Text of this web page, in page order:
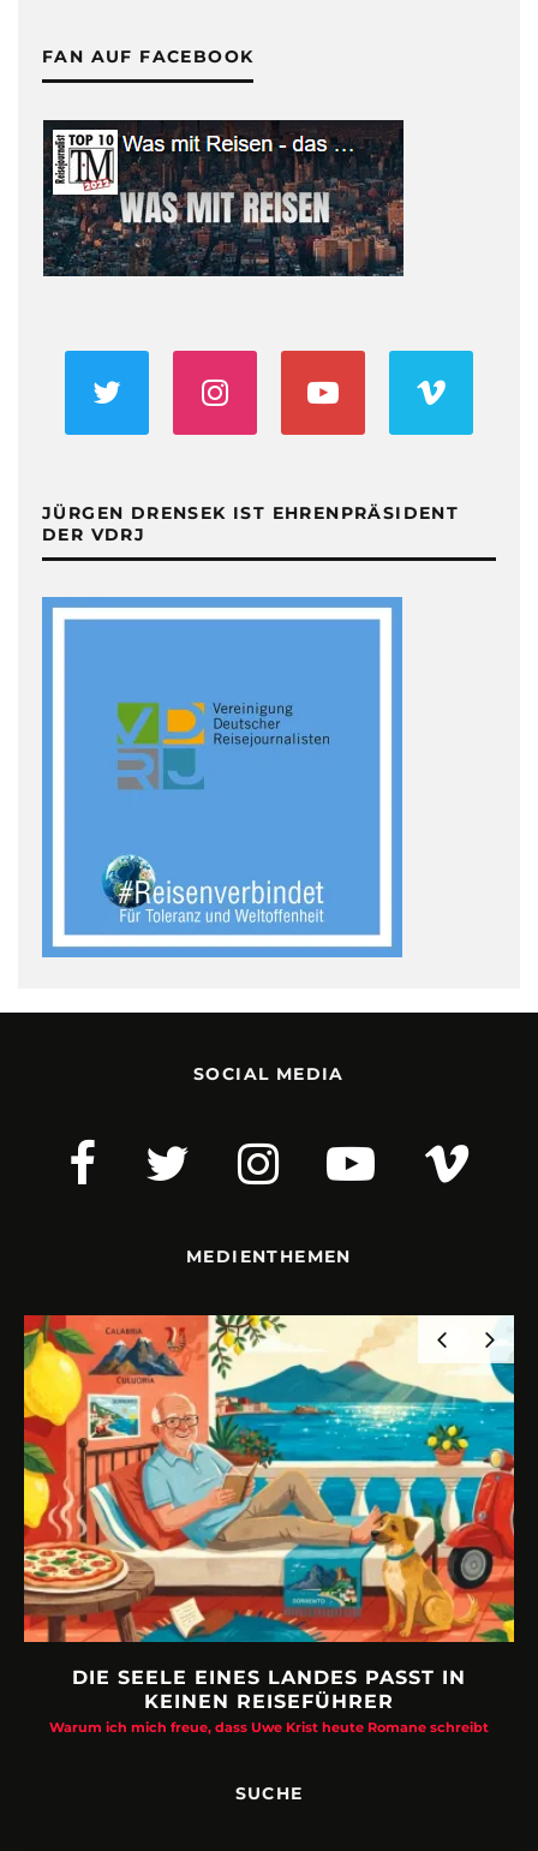
FAN AUF FACEBOOK
JÜRGEN DRENSEK IST EHRENPRÄSIDENT
DER VDRJ
SOCIAL MEDIA
MEDIENTHEMEN
DIE SEELE EINES LANDES PASST IN
KEINEN REISEFÜHRER
Warum ich mich freue, dass Uwe Krist heute Romane schreibt
SUCHE